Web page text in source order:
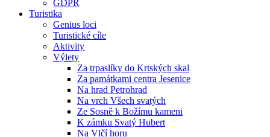
GDPR
Turistika
Genius loci
Turistické cíle
Aktivity
Výlety
Za trpaslíky do Krtských skal
Za památkami centra Jesenice
Na hrad Petrohrad
Na vrch Všech svatých
Ze Sosně k Božímu kameni
K zámku Svatý Hubert
Na Vlčí horu